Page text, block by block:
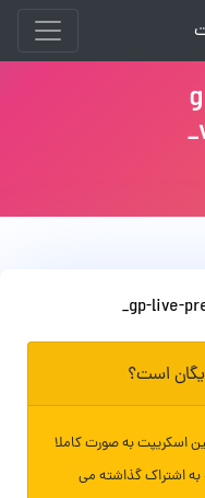
gp-live-
است؟
اسکریپت به صورت کاملا
به اشتراک گذاشته می